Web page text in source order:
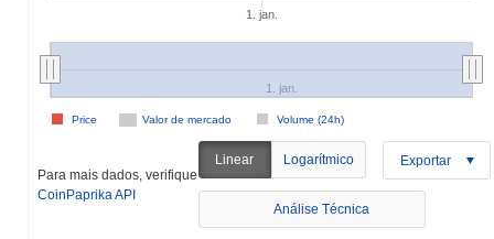
1. jan.
Valor de mercado Volume (24h)
Price
1. jan.
Para mais dados, verifique
CoinPaprika API
Linear Logarítmico Exportar
Análise Técnica